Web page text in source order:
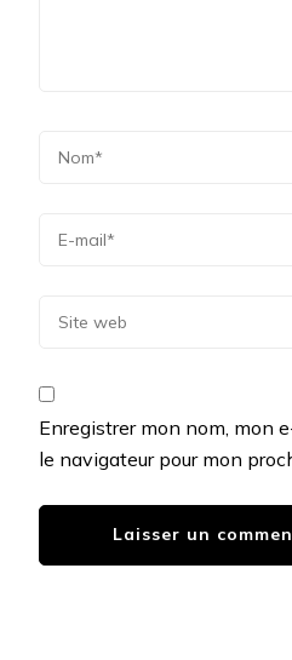
Enregistrer mon nom, mon
le navigateur pour mon